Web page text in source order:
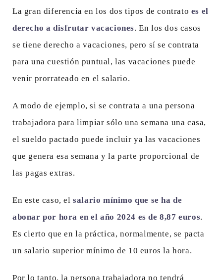
La gran diferencia en los dos tipos de contrato es el
derecho a disfrutar vacaciones. En los dos casos
se tiene derecho a vacaciones, pero sí se contrata
para una cuestión puntual, las vacaciones puede
venir prorrateado en el salario.
A modo de ejemplo, si se contrata a una persona
trabajadora para limpiar sólo una semana una casa,
el sueldo pactado puede incluir ya las vacaciones
que genera esa semana y la parte proporcional de
las pagas extras.
En este caso, elsalario mínimo que se ha de
abonar por hora en el año 2024 es de 8,87 euros.
Es cierto que en la práctica, normalmente, se pacta
un salario superior mínimo de 10 euros la hora.
Por lo tanto, la persona trabajadora no tendrá